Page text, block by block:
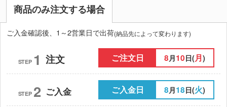
商品のみ注文する場合
ご入金確認後、1～2営業日で出荷(納品先によって変わります)
STEP 1 注文 ご注文日 8月10日(月)
STEP 2 ご入金 ご入金日 8月18日(火)